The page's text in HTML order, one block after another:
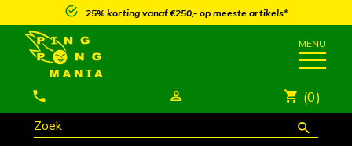
25% korting vanaf €250,- op meeste artikels*
(0)